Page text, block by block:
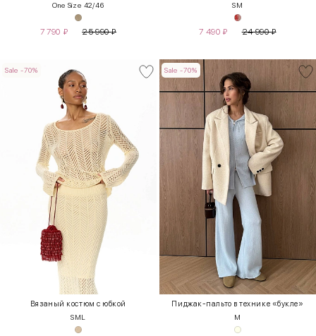
One Size 42/46
7 790 ₽ 25 990₽
SM
7 490 ₽ 24 990₽
Sale -70%
Вязаный костюм с юбкой
SML
Sale -70%
Пиджак-пальто в технике «букле»
M